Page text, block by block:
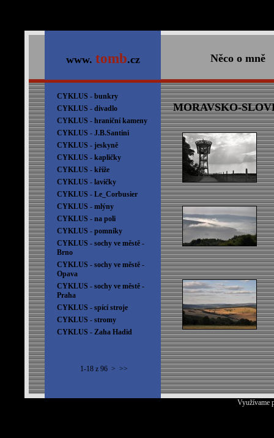
www. tomb.cz Něco o mně
CYKLUS - bunkry
CYKLUS - divadlo
CYKLUS - hraniční kameny
CYKLUS - J.B.Santini
CYKLUS - jeskyně
CYKLUS - kapličky
CYKLUS - kříže
CYKLUS - lavičky
CYKLUS - Le_Corbusier
CYKLUS - mlýny
CYKLUS - na poli
CYKLUS - pomníky
CYKLUS - sochy ve městě -
Brno
CYKLUS - sochy ve městě -
Opava
CYKLUS - sochy ve městě -
Praha
CYKLUS - spící stroje
CYKLUS - stromy
CYKLUS - Zaha Hadid
1-18 z 96 > >>
MORAVSKO-
Využívame